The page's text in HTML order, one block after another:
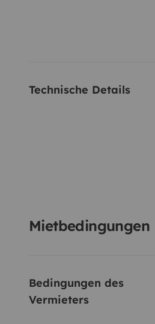
Technische Details
Mietbedingungen
Bedingungen des
Vermieters